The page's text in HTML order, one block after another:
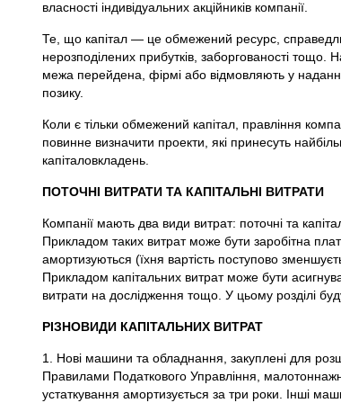
власності індивідуальних акційників компанії.
Те, що капітал — це обмежений ресурс,
нерозподілених прибутків, заборгованості тощо.
межа перейдена, фірмі або відмовляють у
позику.
Коли є тільки обмежений капітал, правління
повинне визначити проекти, які принесуть
капіталовкладень.
ПОТОЧНІ ВИТРАТИ ТА КАПІТАЛЬНІ ВИТРАТИ
Компанії мають два види витрат: поточні та
Прикладом таких витрат може бути заробітна
амортизуються (їхня вартість поступово
Прикладом капітальних витрат може бути
витрати на дослідження тощо. У цьому розділі
РІЗНОВИДИ КАПІТАЛЬНИХ ВИТРАТ
1. Нові машини та обладнання, закуплені для
Правилами Податкового Управління,
устаткування амортизується за три роки. Інші